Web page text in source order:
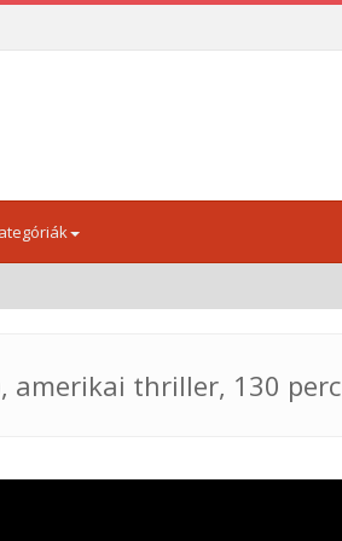
amerikai thriller, 130 perc